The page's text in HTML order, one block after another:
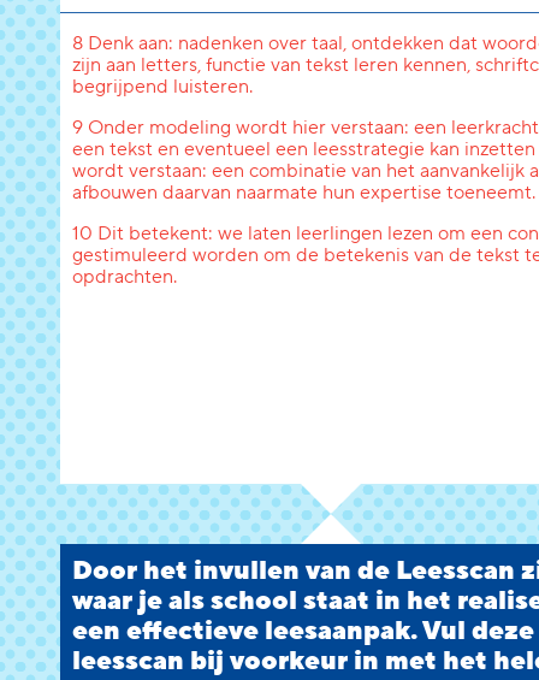
8 Denk aan: nadenken over taal, ontdekken dat
zijn aan letters, functie van tekst leren kennen,
begrijpend luisteren.
9 Onder modeling wordt hier verstaan: een
een tekst en eventueel een leesstrategie kan
wordt verstaan: een combinatie van het
afbouwen daarvan naarmate hun expertise toeneemt.
10 Dit betekent: we laten leerlingen lezen om een
gestimuleerd worden om de betekenis van de tekst
opdrachten.
Door het invullen van de Leesscan
waar je als school staat in het
een effectieve leesaanpak. Vul deze
leesscan bij voorkeur in met het